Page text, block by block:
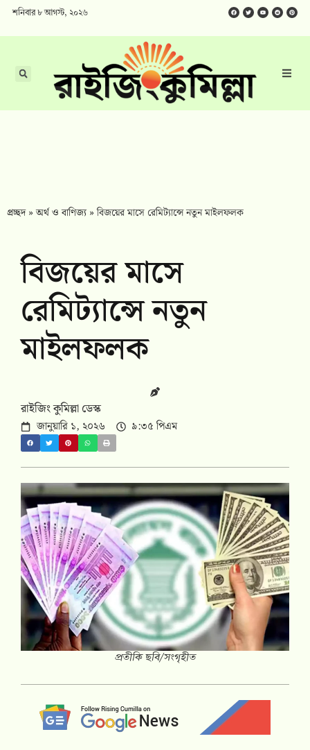
শনিবার ৮ আগস্ট, ২০২৬
প্রচ্ছদ»অর্থ ও বাণিজ্য»বিজয়ের মাসে রেমিট্যান্সে নতুন মাইলফলক
বিজয়ের মাসে
রেমিট্যান্সে নতুন
মাইলফলক
রাইজিং কুমিল্লা ডেস্ক
জানুয়ারি ১, ২০২৬ ৯:৩৫ পিএম
প্রতীকি ছবি/সংগৃহীত